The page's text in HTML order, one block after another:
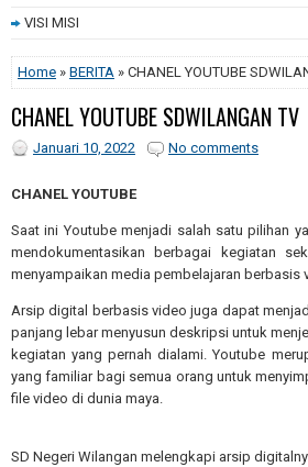
VISI MISI
Home » BERITA » CHANEL YOUTUBE
CHANEL YOUTUBE SDWILANGAN TV
Januari 10, 2022 No comments
CHANEL YOUTUBE
Saat ini Youtube menjadi salah satu pilihan
mendokumentasikan berbagai kegiatan
menyampaikan media pembelajaran berbasis
Arsip digital berbasis video juga dapat
panjang lebar menyusun deskripsi untuk
kegiatan yang pernah dialami. Youtube
yang familiar bagi semua orang untuk
file video di dunia maya.
SD Negeri Wilangan melengkapi arsip